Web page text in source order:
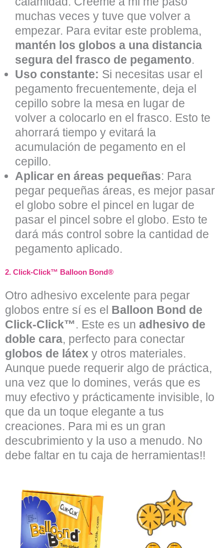
muchas veces y tuve que volver a
empezar. Para evitar este problema,
mantén los globos a una distancia
segura del frasco de pegamento.
Uso constante: Si necesitas usar el
pegamento frecuentemente, deja el
cepillo sobre la mesa en lugar de
volver a colocarlo en el frasco. Esto te
ahorrará tiempo y evitará la
acumulación de pegamento en el
cepillo.
Aplicar en áreas pequeñas: Para
pegar pequeñas áreas, es mejor pasar
el globo sobre el pincel en lugar de
pasar el pincel sobre el globo. Esto te
dará más control sobre la cantidad de
pegamento aplicado.
2. Click-Click™ Balloon Bond®
Otro adhesivo excelente para pegar
globos entre sí es el Balloon Bond de
Click-Click™. Este es un adhesivo de
doble cara, perfecto para conectar
globos de látex y otros materiales.
Aunque puede requerir algo de práctica,
una vez que lo domines, verás que es
muy efectivo y prácticamente invisible, lo
que da un toque elegante a tus
creaciones. Para mi es un gran
descubrimiento y la uso a menudo. No
debe faltar en tu caja de herramientas!!